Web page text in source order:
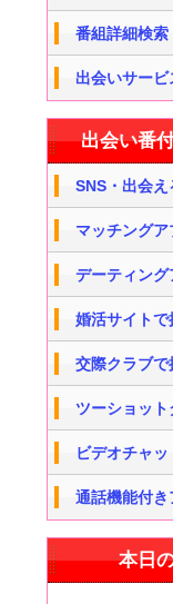
番組詳細検索
出会いサービ
出会い番
SNS・出会
マッチング
デーティン
婚活サイトで
交際クラブで
ツーショッ
ビデオチャ
通話機能付
本日